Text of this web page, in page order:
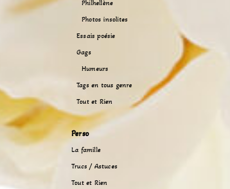
Philhellène
Photos insolites
Essais poésie
Gags
Humeurs
Tags en tous genre
Tout et Rien
Perso
La famille
Trucs / Astuces
Tout et Rien